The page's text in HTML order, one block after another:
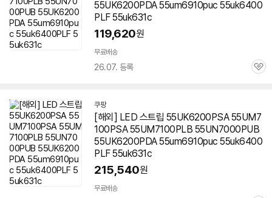
55UK6200PDA 55um6910puc 55uk6400
PLF 55uk631c
119,620원
무료배송
26.07. 등록
관
쿠팡
[해외] LED 스트립 55UK6200PSA 55UM7
100PSA 55UM7100PLB 55UN7000PUB
55UK6200PDA 55um6910puc 55uk6400
PLF 55uk631c
215,540원
무료배송